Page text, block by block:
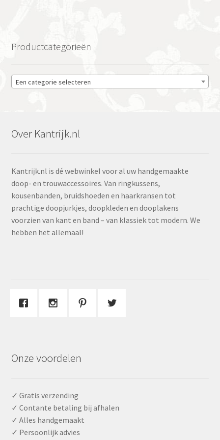
Productcategorieën
Een categorie selecteren
Over Kantrijk.nl
Kantrijk.nl is dé webwinkel voor al uw handgemaakte
doop- en trouwaccessoires. Van ringkussens,
kousenbanden, bruidshoeden en haarkransen tot
prachtige doopjurkjes, doopkleden en dooplakens
voorzien van kant en band – van klassiek tot modern. We
hebben het allemaal!
Onze voordelen
✓ Gratis verzending
✓ Contante betaling bij afhalen
✓ Alles handgemaakt
✓ Persoonlijk advies